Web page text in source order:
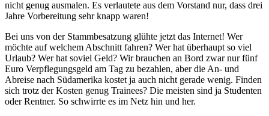
nicht genug ausmalen. Es verlautete aus dem Vorstand nur, dass drei
Jahre Vorbereitung sehr knapp waren!
Bei uns von der Stammbesatzung glühte jetzt das Internet! Wer
möchte auf welchem Abschnitt fahren? Wer hat überhaupt so viel
Urlaub? Wer hat soviel Geld? Wir brauchen an Bord zwar nur fünf
Euro Verpflegungsgeld am Tag zu bezahlen, aber die An- und
Abreise nach Südamerika kostet ja auch nicht gerade wenig. Finden
sich trotz der Kosten genug Trainees? Die meisten sind ja Studenten
oder Rentner. So schwirrte es im Netz hin und her.